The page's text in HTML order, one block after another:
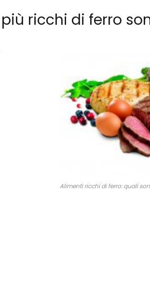
ricchi di ferro
Alimenti ricchi di ferro: quali